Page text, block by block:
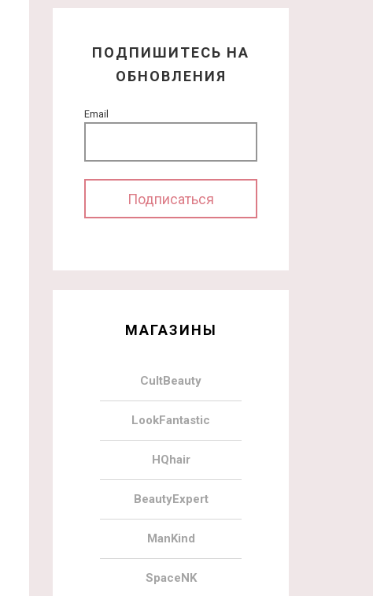
ПОДПИШИТЕСЬ НА
ОБНОВЛЕНИЯ
Email
МАГАЗИНЫ
CultBeauty
LookFantastic
HQhair
BeautyExpert
ManKind
SpaceNK